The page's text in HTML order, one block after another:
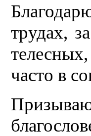
трудах,
часто в